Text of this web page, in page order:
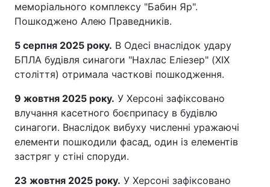
меморіального комплексу "Бабин Яр".
Пошкоджено Алею Праведників.
5 серпня 2025 року. В Одесі внаслідок удару
БПЛА будівля синагоги "Нахлас Еліезер" (XIX
століття) отримала часткові пошкодження.
9 жовтня 2025 року. У Херсоні зафіксовано
влучання касетного боєприпасу в будівлю
синагоги. Внаслідок вибуху численні уражаючі
елементи пошкодили фасад, один із елементів
застряг у стіні споруди.
23 жовтня 2025 року. У Херсоні зафіксовано